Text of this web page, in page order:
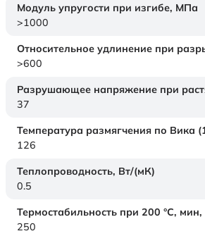
Модуль упругости при изгибе, МПа
>1000
Относительное удлинение при
>600
Разрушающее напряжение при
37
Температура размягчения по Вика
126
Теплопроводность, Вт/(мК)
0.5
Термостабильность при 200 °С,
250